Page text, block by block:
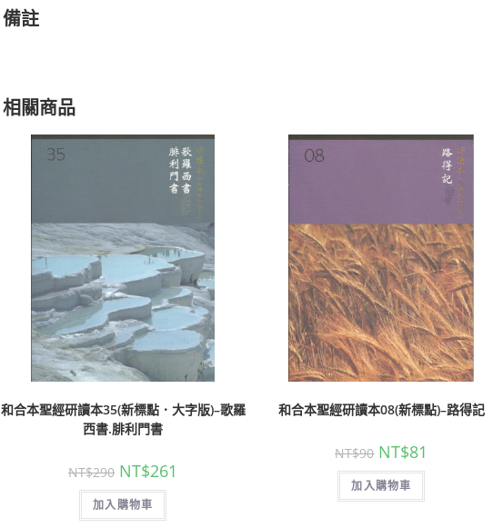
備註
相關商品
和合本聖經研讀本35(新標點．大字版)–歌羅
西書.腓利門書
NT$290 NT$261
加入購物車
和合本聖經研讀本08(新標點)–路得記
NT$90 NT$81
加入購物車